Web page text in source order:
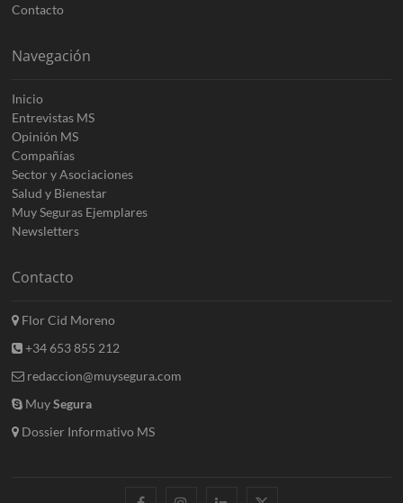
Contacto
Navegación
Inicio
Entrevistas MS
Opinión MS
Compañías
Sector y Asociaciones
Salud y Bienestar
Muy Seguras Ejemplares
Newsletters
Contacto
Flor Cid Moreno
+34 653 855 212
redaccion@muysegura.com
MuySegura
Dossier Informativo MS